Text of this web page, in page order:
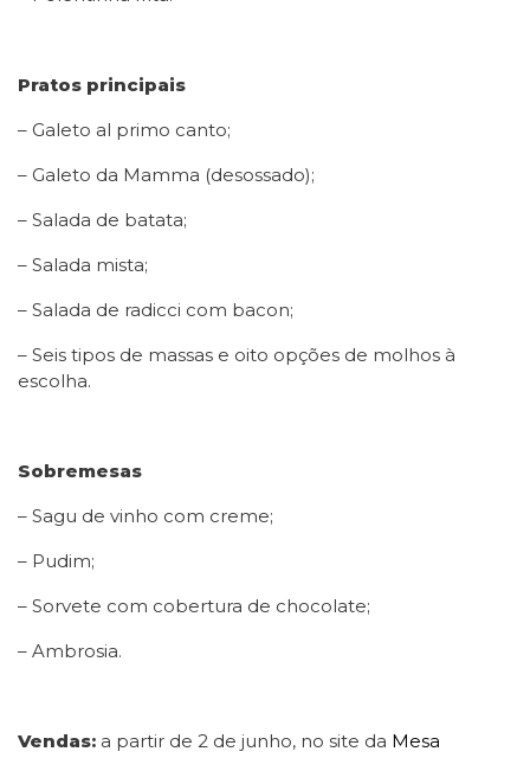
Pratos principais
– Galeto al primo canto;
– Galeto da Mamma (desossado);
– Salada de batata;
– Salada mista;
– Salada de radicci com bacon;
– Seis tipos de massas e oito opções de molhos à
escolha.
Sobremesas
– Sagu de vinho com creme;
– Pudim;
– Sorvete com cobertura de chocolate;
– Ambrosia.
Vendas: a partir de 2 de junho, no site da Mesa